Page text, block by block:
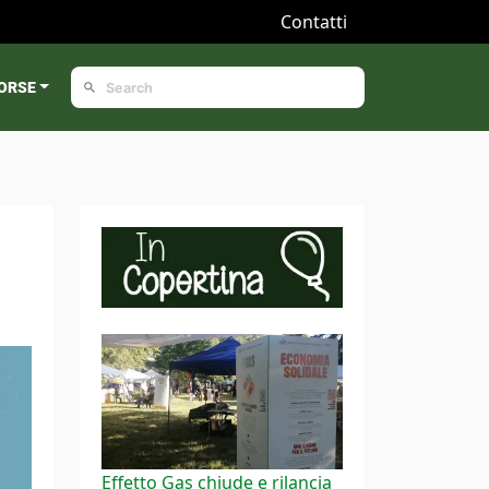
Contatti
Effetto Gas chiude e rilancia